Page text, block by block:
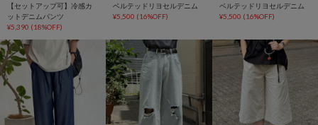
【セットアップ可】冷感カ
ットデニムパンツ
¥5,390 (18%OFF)
ベルテッドリヨセルデニム
¥5,500 (16%OFF)
ベルテッドリヨセルデニム
¥5,500 (16%OFF)